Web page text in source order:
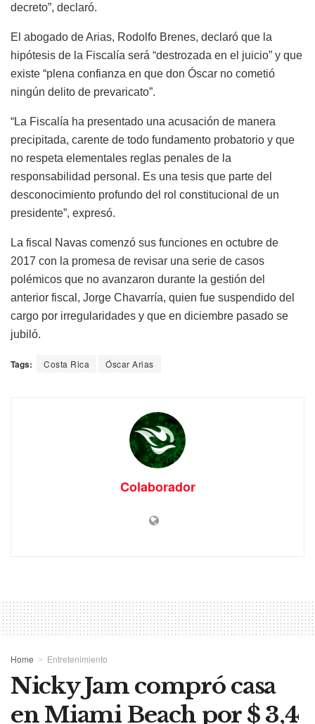
decreto”, declaró.
El abogado de Arias, Rodolfo Brenes, declaró que la
hipótesis de la Fiscalía será “destrozada en el juicio” y que
existe “plena confianza en que don Óscar no cometió
ningún delito de prevaricato”.
“La Fiscalía ha presentado una acusación de manera
precipitada, carente de todo fundamento probatorio y que
no respeta elementales reglas penales de la
responsabilidad personal. Es una tesis que parte del
desconocimiento profundo del rol constitucional de un
presidente”, expresó.
La fiscal Navas comenzó sus funciones en octubre de
2017 con la promesa de revisar una serie de casos
polémicos que no avanzaron durante la gestión del
anterior fiscal, Jorge Chavarría, quien fue suspendido del
cargo por irregularidades y que en diciembre pasado se
jubiló.
Tags: Costa Rica Óscar Arias
Colaborador
Home Entretenimiento
Nicky Jam compró casa
en Miami Beach por $ 3,4